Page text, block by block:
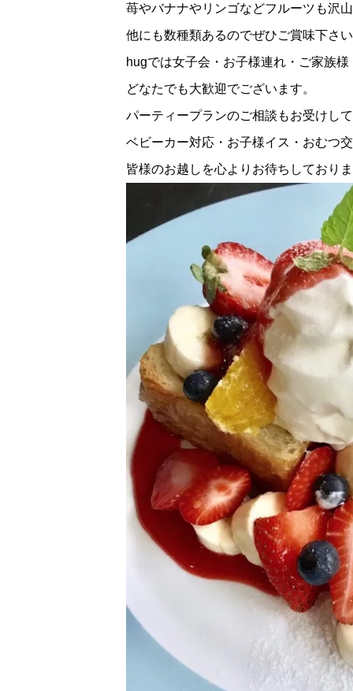
苺やバナナやリンゴなどフルーツも沢
他にも数種類あるのでぜひご賞味下さ
hugでは女子会・お子様連れ・ご家族
どなたでも大歓迎でございます。
パーティープランのご相談もお受けし
ベビーカー対応・お子様イス・おむつ
皆様のお越しを心よりお待ちしており